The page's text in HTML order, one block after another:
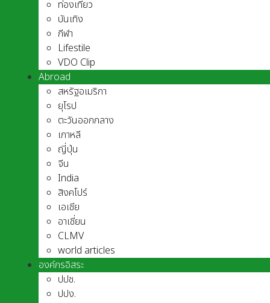
ท่องเที่ยว
บันเทิง
กีฬา
Lifestile
VDO Clip
Abroad
สหรัฐอเมริกา
ยุโรป
ตะวันออกกลาง
เกาหลี
ญี่ปุ่น
จีน
India
สิงคโปร์
เอเชีย
อาเชี่ยน
CLMV
world articles
องค์กรอิสระ
ปปช.
ปปง.